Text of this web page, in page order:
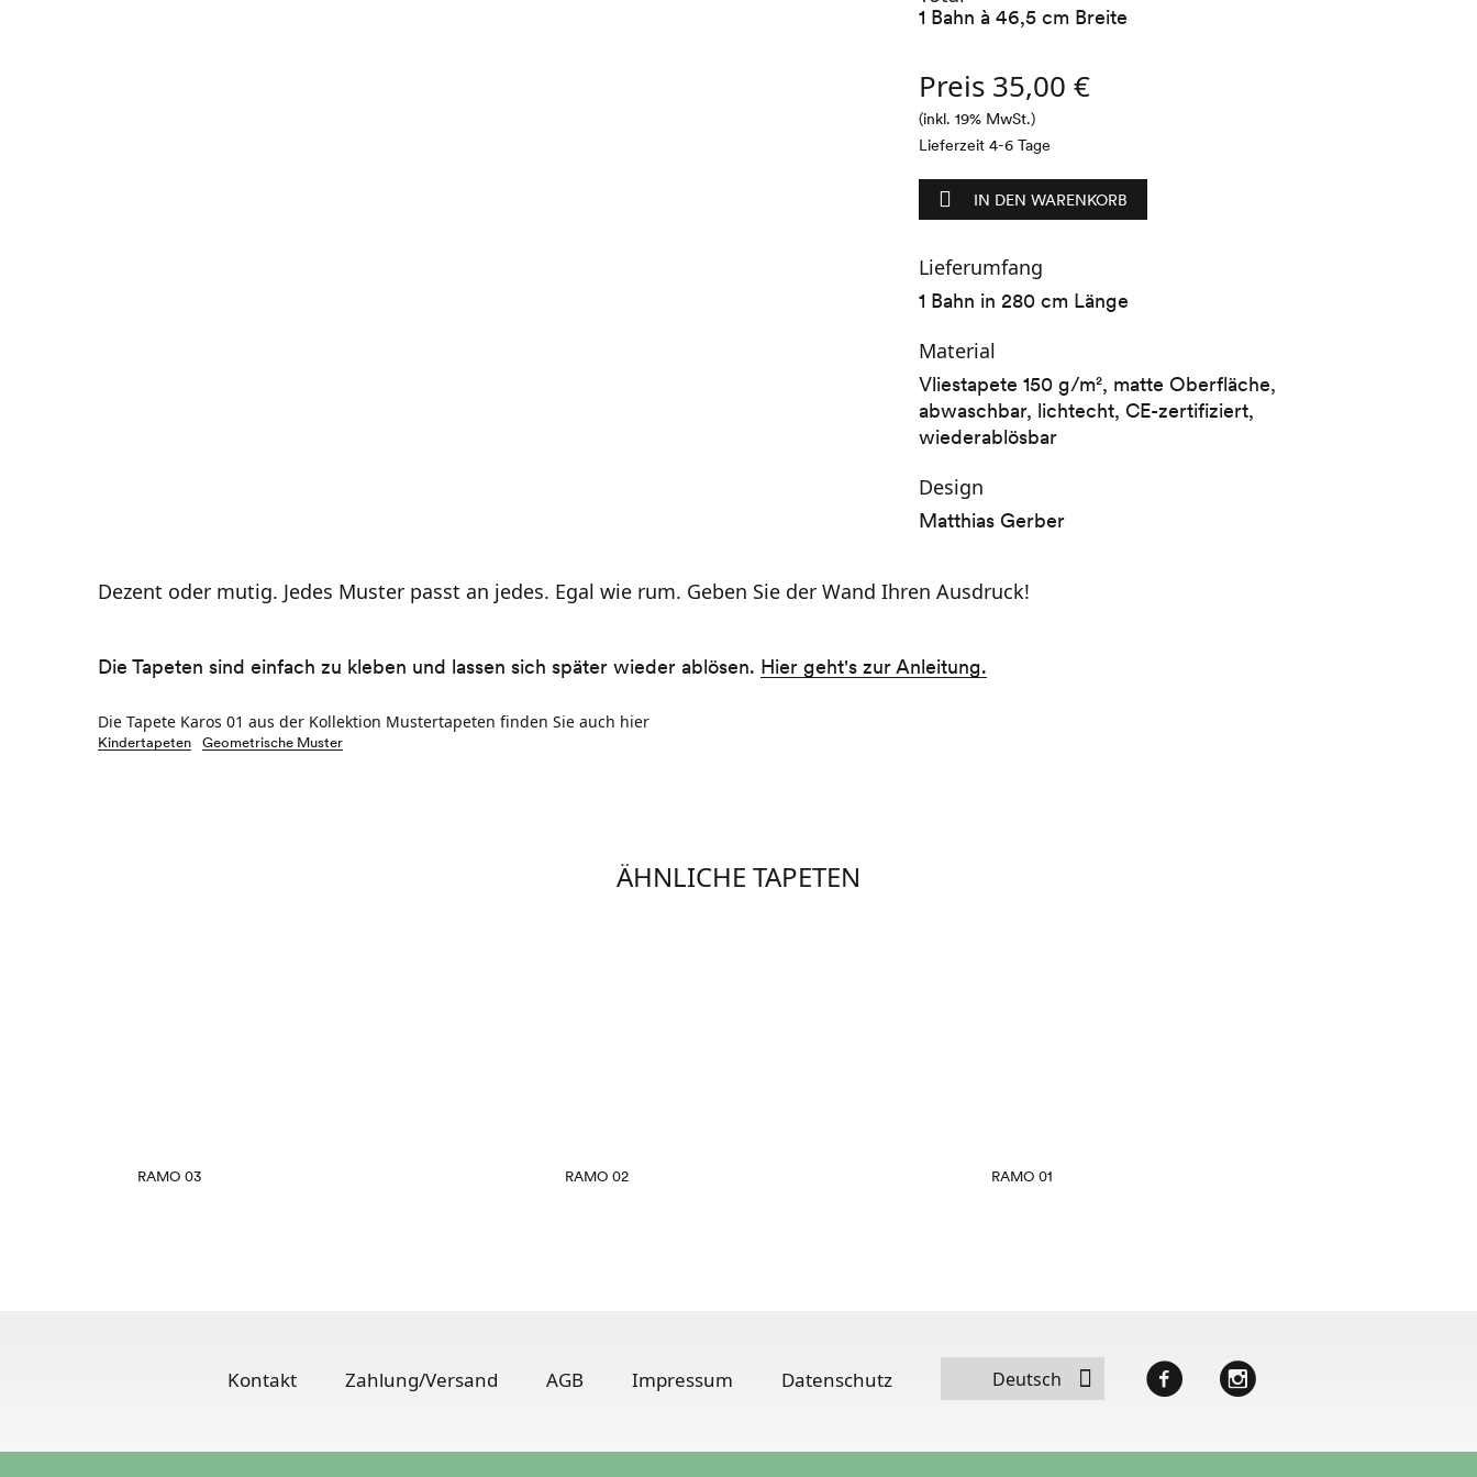
1 Bahn à 46,5 cm Breite
Preis 35,00 €
(inkl. 19% MwSt.)
Lieferzeit 4-6 Tage
IN DEN WARENKORB
Lieferumfang
1 Bahn in 280 cm Länge
Material
Vliestapete 150 g/m², matte Oberfläche,
abwaschbar, lichtecht, CE-zertifiziert,
wiederablösbar
Design
Matthias Gerber
Dezent oder mutig. Jedes Muster passt an jedes. Egal wie rum. Geben Sie der Wand Ihren Ausdruck!
Die Tapeten sind einfach zu kleben und lassen sich später wieder ablösen. Hier geht's zur Anleitung.
Die Tapete Karos 01 aus der Kollektion Mustertapeten finden Sie auch hier
Kindertapeten Geometrische Muster
ÄHNLICHE TAPETEN
RAMO 03 RAMO 02 RAMO 01
Kontakt Zahlung/Versand AGB Impressum Datenschutz Facebook